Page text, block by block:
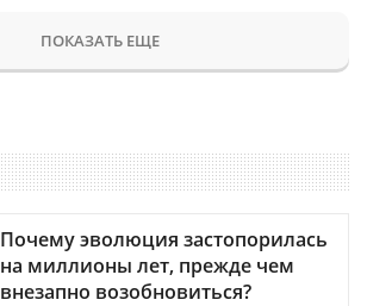
ПОКАЗАТЬ ЕЩЕ
Почему эволюция застопорилась
на миллионы лет, прежде чем
внезапно возобновиться?